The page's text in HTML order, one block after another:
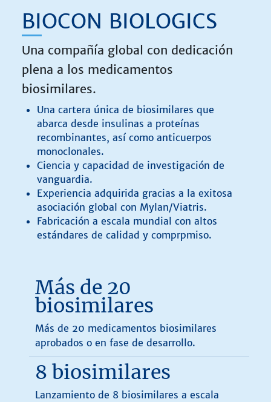
BIOCON BIOLOGICS
Una compañía global con dedicación
plena a los medicamentos
biosimilares.
Una cartera única de biosimilares que
abarca desde insulinas a proteínas
recombinantes, así como anticuerpos
monoclonales.
Ciencia y capacidad de investigación de
vanguardia.
Experiencia adquirida gracias a la exitosa
asociación global con Mylan/Viatris.
Fabricación a escala mundial con altos
estándares de calidad y comprpmiso.
Más de 20
biosimilares
Más de 20 medicamentos biosimilares
aprobados o en fase de desarrollo.
8 biosimilares
Lanzamiento de 8 biosimilares a escala